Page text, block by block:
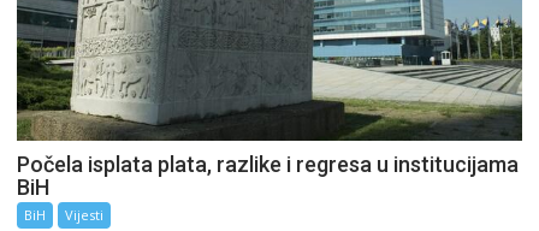
Počela isplata plata, razlike i regresa u institucijama
BiH
BiH Vijesti